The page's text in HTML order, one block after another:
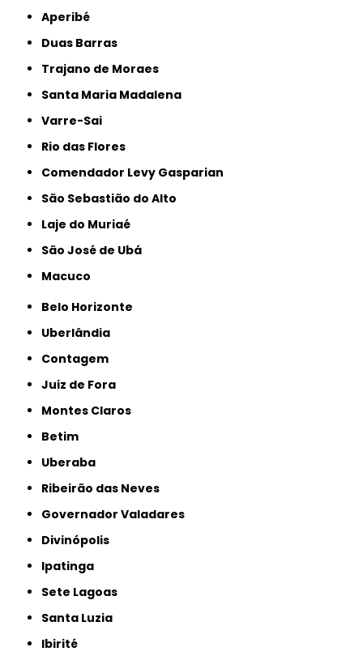
Aperibé
Duas Barras
Trajano de Moraes
Santa Maria Madalena
Varre-Sai
Rio das Flores
Comendador Levy Gasparian
São Sebastião do Alto
Laje do Muriaé
São José de Ubá
Macuco
Belo Horizonte
Uberlândia
Contagem
Juiz de Fora
Montes Claros
Betim
Uberaba
Ribeirão das Neves
Governador Valadares
Divinópolis
Ipatinga
Sete Lagoas
Santa Luzia
Ibirité